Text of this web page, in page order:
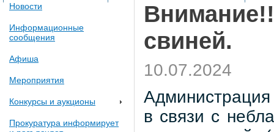
Новости
Информационные
сообщения
Афиша
Мероприятия
Конкурсы и аукционы
Прокуратура информирует
свиней.
10.07.2024
Администрация
в связи с